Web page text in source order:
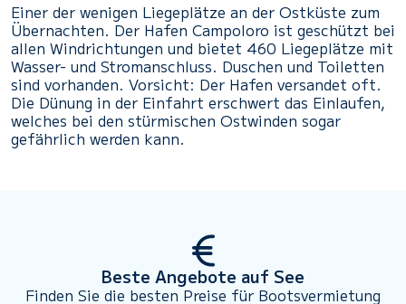
Einer der wenigen Liegeplätze an der Ostküste zum
Übernachten. Der Hafen Campoloro ist geschützt bei
allen Windrichtungen und bietet 460 Liegeplätze mit
Wasser- und Stromanschluss. Duschen und Toiletten
sind vorhanden. Vorsicht: Der Hafen versandet oft.
Die Dünung in der Einfahrt erschwert das Einlaufen,
welches bei den stürmischen Ostwinden sogar
gefährlich werden kann.
Beste Angebote auf See
Finden Sie die besten Preise für Bootsvermietung